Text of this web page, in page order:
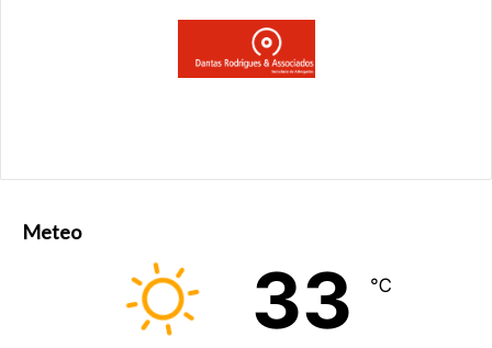
Meteo
33 ℃